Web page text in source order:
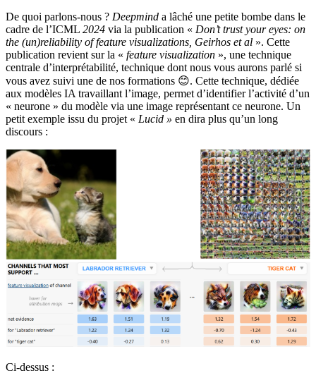
De quoi parlons-nous ? Deepmind a lâché une petite bombe dans le
cadre de l’ICML 2024 via la publication « Don’t trust your eyes: on
the (un)reliability of feature visualizations, Geirhos et al ». Cette
publication revient sur la « feature visualization », une technique
centrale d’interprétabilité, technique dont nous vous aurons parlé si
vous avez suivi une de nos formations 😊. Cette technique, dédiée
aux modèles IA travaillant l’image, permet d’identifier l’activité d’un
« neurone » du modèle via une image représentant ce neurone. Un
petit exemple issu du projet « Lucid » en dira plus qu’un long
discours :
Ci-dessus :